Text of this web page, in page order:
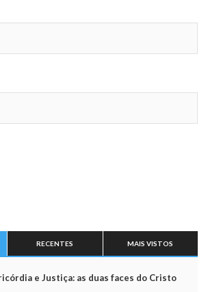
RECENTES MAIS VISTOS
e Justiça: as duas faces do Cristo